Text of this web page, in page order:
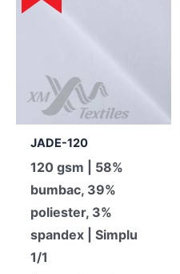
JADE-120
120 gsm | 58%
bumbac, 39%
poliester, 3%
spandex | Simplu
1/1